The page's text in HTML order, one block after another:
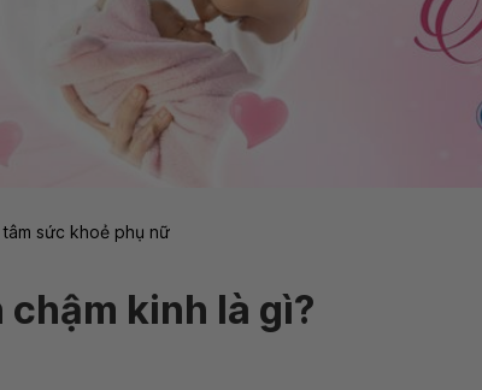
sức khoẻ phụ nữ
chậm kinh là gì?